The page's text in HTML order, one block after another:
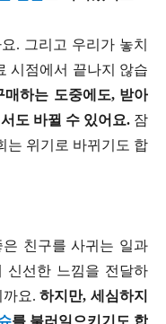
. 그리고 우리가 놓치
시점에서 끝나지 않습
하는 도중에도, 받아
도 바뀔 수 있어요. 잠
는 위기로 바뀌기도 합
친구를 사귀는 일과
신선한 느낌을 전달하
요. 하지만, 세심하지
를 불러일으키기도 합